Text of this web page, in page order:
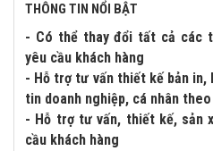
THÔNG TIN NỔI BẬT
- Có thể thay đổi tất cả các
yêu cầu khách hàng
- Hỗ trợ tư vấn thiết kế bản
tin doanh nghiệp, cá nhân
- Hỗ trợ tư vấn, thiết kế, sản
cầu khách hàng